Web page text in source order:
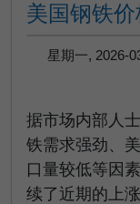
美国钢铁
星期一, 2026-
据市场内部人
铁需求强劲、
口量较低等因
续了近期的上涨